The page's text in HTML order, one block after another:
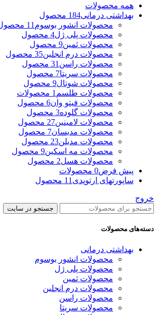
همه محصولات
بهداشتی درمانی184 محصول
محصولات انشور بوسوم 11 محصول
محصولات پلی ژل4 محصول
محصولات ثمین9 محصول
محصولات درم انجلین35 محصول
محصولات راسن 31 محصول
محصولات سریتا7 محصول
محصولات شوتال9 محصول
محصولات طلسم 1 محصولات
محصولات فیتو وان6 محصول
محصولات گلوده3 محصول
محصولات لامینین27 محصول
محصولات مدیسان7 محصول
محصولات مدیلن23 محصول
محصولات مه اسکین9 محصول
محصولات هسل2 محصول
پیش فرض0 محصولات
ساپورتهای ارتوپدی 11 محصول
خروج
جستجو در سایت
دسته‌های محصولات
بهداشتی درمانی
محصولات انشور بوسوم
محصولات پلی ژل
محصولات ثمین
محصولات درم انجلین
محصولات راسن
محصولات سریتا